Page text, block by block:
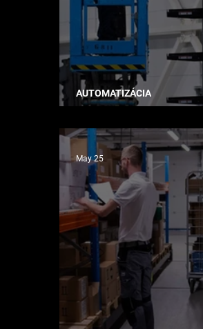
AUTOMATIZÁCIA
May 25